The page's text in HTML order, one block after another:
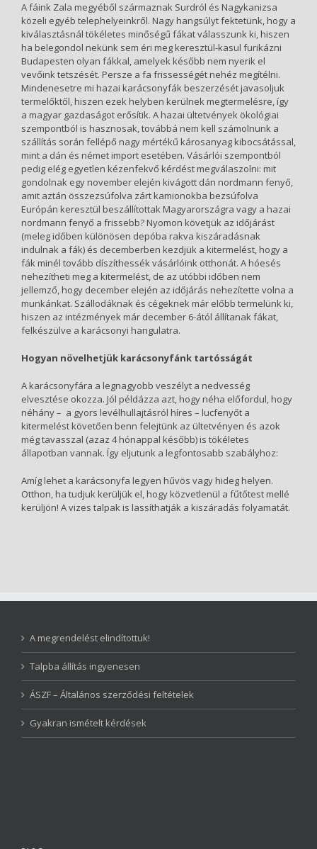
A fáink Zala megyéből származnak Surdról és Nagykanizsa
közeli egyéb telephelyeinkről. Nagy hangsúlyt fektetünk, hogy a
kiválasztásnál tökéletes minőségű fákat válasszunk ki, hiszen
ha belegondol nekünk sem éri meg keresztül-kasul furikázni
Budapesten olyan fákkal, amelyek később nem nyerik el
vevőink tetszését. Persze a fa frissességét nehéz megítélni.
Mindenesetre mi hazai karácsonyfák beszerzését javasoljuk
termelőktől, hiszen ezek helyben kerülnek megtermelésre, így
a magyar gazdaságot erősítik. A hazai ültetvények ökológiai
szempontból is hasznosak, továbbá nem kell számolnunk a
szállítás során fellépő nagy mértékű károsanyag kibocsátással,
mint a dán és német import esetében. Vásárlói szempontból
pedig elég egyetlen kézenfekvő kérdést megválaszolni: mit
gondolnak egy november elején kivágott dán nordmann fenyő,
amit aztán összezsúfolva zárt kamionokba bezsúfolva
Európán keresztül beszállítottak Magyarországra vagy a hazai
nordmann fenyő a frissebb? Nyomon követjük az időjárást
(meleg időben különösen depóba rakva kiszáradásnak
indulnak a fák) és decemberben kezdjük a kitermelést, hogy a
fák minél tovább díszíthessék vásárlóink otthonát. A hóesés
nehezítheti meg a kitermelést, de az utóbbi időben nem
jellemző, hogy december elején az időjárás nehezítette volna a
munkánkat. Szállodáknak és cégeknek már előbb termelünk ki,
hiszen az intézmények már december 6-ától állítanak fákat,
felkészülve a karácsonyi hangulatra.
Hogyan növelhetjük karácsonyfánk tartósságát
A karácsonyfára a legnagyobb veszélyt a nedvesség
elvesztése okozza. Jól példázza azt, hogy néha előfordul, hogy
néhány – a gyors levélhullajtásról híres – lucfenyőt a
kitermelést követően benn felejtünk az ültetvényen és azok
még tavasszal (azaz 4 hónappal később) is tökéletes
állapotban vannak. Így eljutunk a legfontosabb szabályhoz:
Amíg lehet a karácsonyfa legyen hűvös vagy hideg helyen.
Otthon, ha tudjuk kerüljük el, hogy közvetlenül a fűtőtest mellé
kerüljön! A vizes talpak is lassíthatják a kiszáradás folyamatát.
A megrendelést elindítottuk!
Talpba állítás ingyenesen
ÁSZF – Általános szerződési feltételek
Gyakran ismételt kérdések